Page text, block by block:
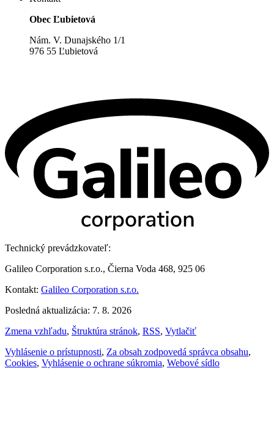
Obec Ľubietová
Nám. V. Dunajského 1/1
976 55 Ľubietová
Technický prevádzkovateľ:
Galileo Corporation s.r.o., Čierna Voda 468, 925 06
Kontakt: Galileo Corporation s.r.o.
Posledná aktualizácia: 7. 8. 2026
Zmena vzhľadu, Štruktúra stránok, RSS, Vytlačiť
Vyhlásenie o prístupnosti, Za obsah zodpovedá správca obsahu,
Cookies, Vyhlásenie o ochrane súkromia, Webové sídlo